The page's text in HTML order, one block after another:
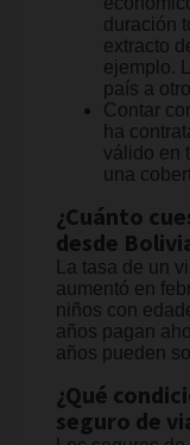
duración
extracto
ejemplo.
país a
Contar
ha
válido en
una
¿Cuánto
desde
La tasa de un
aumentó en
niños con
años pagan
años pueden
¿Qué
seguro de